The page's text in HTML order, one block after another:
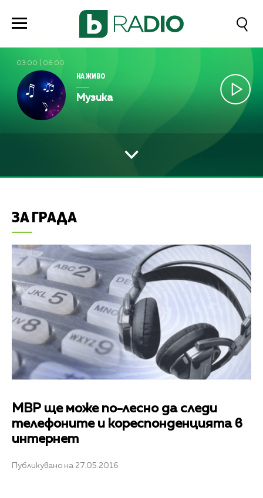
03:00 06:00
НА ЖИВО
Музика
ЗА ГРАДА
МВР ще може по-лесно да следи
телефоните и кореспонденцията в
интернет
Публикувано на 27.05.2016